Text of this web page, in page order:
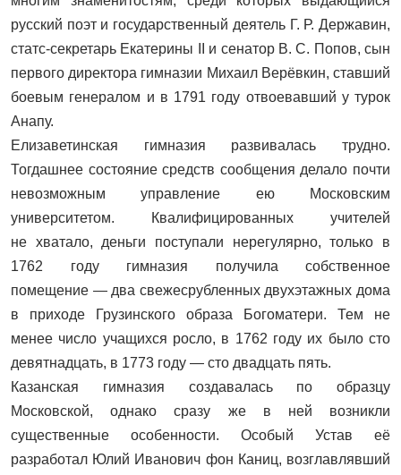
русский поэт и государственный деятель Г. Р. Державин,
статс-секретарь Екатерины II и сенатор В. С. Попов, сын
первого директора гимназии Михаил Верёвкин, ставший
боевым генералом и в 1791 году отвоевавший у турок
Анапу.
Елизаветинская гимназия развивалась трудно.
Тогдашнее состояние средств сообщения делало почти
невозможным управление ею Московским
университетом. Квалифицированных учителей
не хватало, деньги поступали нерегулярно, только в
1762 году гимназия получила собственное
помещение — два свежесрубленных двухэтажных дома
в приходе Грузинского образа Богоматери. Тем не
менее число учащихся росло, в 1762 году их было сто
девятнадцать, в 1773 году — сто двадцать пять.
Казанская гимназия создавалась по образцу
Московской, однако сразу же в ней возникли
существенные особенности. Особый Устав её
разработал Юлий Иванович фон Каниц, возглавлявший